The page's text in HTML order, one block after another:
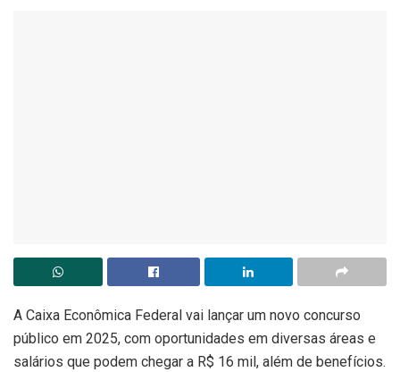
A Caixa Econômica Federal vai lançar um novo concurso
público em 2025, com oportunidades em diversas áreas e
salários que podem chegar a R$ 16 mil, além de benefícios.